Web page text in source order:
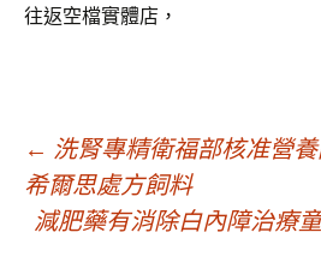
往返空檔實體店，
文
章
← 洗腎專精衛福部核准營
希爾思處方飼料
減肥藥有消除白內障治療